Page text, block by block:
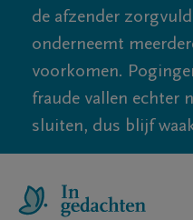
de afzender
onderneemt
voorkomen.
fraude vallen echter
sluiten, dus blijf